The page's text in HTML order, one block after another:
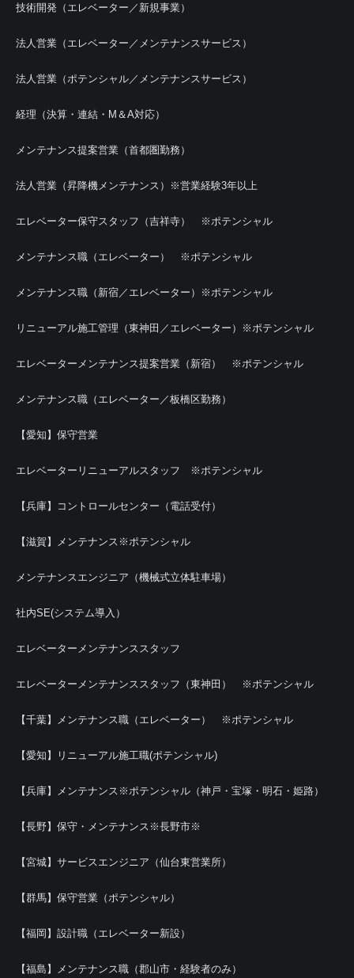
技術開発（エレベーター／新規事業）
法人営業（エレベーター／メンテナンスサービス）
法人営業（ポテンシャル／メンテナンスサービス）
経理（決算・連結・M＆A対応）
メンテナンス提案営業（首都圏勤務）
法人営業（昇降機メンテナンス）※営業経験3年以上
エレベーター保守スタッフ（吉祥寺） ※ポテンシャル
メンテナンス職（エレベーター） ※ポテンシャル
メンテナンス職（新宿／エレベーター）※ポテンシャル
リニューアル施工管理（東神田／エレベーター）※ポテンシャル
エレベーターメンテナンス提案営業（新宿） ※ポテンシャル
メンテナンス職（エレベーター／板橋区勤務）
【愛知】保守営業
エレベーターリニューアルスタッフ ※ポテンシャル
【兵庫】コントロールセンター（電話受付）
【滋賀】メンテナンス※ポテンシャル
メンテナンスエンジニア（機械式立体駐車場）
社内SE(システム導入）
エレベーターメンテナンススタッフ
エレベーターメンテナンススタッフ（東神田） ※ポテンシャル
【千葉】メンテナンス職（エレベーター） ※ポテンシャル
【愛知】リニューアル施工職(ポテンシャル)
【兵庫】メンテナンス※ポテンシャル（神戸・宝塚・明石・姫路）
【長野】保守・メンテナンス※長野市※
【宮城】サービスエンジニア（仙台東営業所）
【群馬】保守営業（ポテンシャル）
【福岡】設計職（エレベーター新設）
【福島】メンテナンス職（郡山市・経験者のみ）